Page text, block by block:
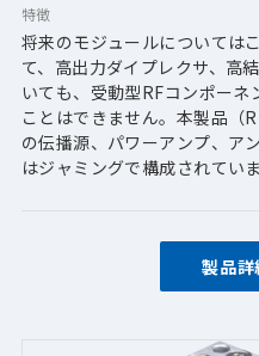
特徴
将来のモジュールについては
て、高出力ダイプレクサ、高
いても、受動型RFコンポー
ことはできません。本製品（
の伝播源、パワーアンプ、ア
はジャミングで構成されていま
【ダイプレクサの特徴】
・3ポートで構成されており
送る際の損失を最小限に抑え
・マルチキャリアで使用する
・安定性と効率が向上、シン
製品詳